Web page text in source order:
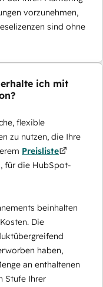
vorzunehmen,
sind ohne
ich mit
flexible
zu nutzen, die Ihre
Preisliste
für die HubSpot-
beinhalten
Die
haben,
an enthaltenen
Stufe Ihrer